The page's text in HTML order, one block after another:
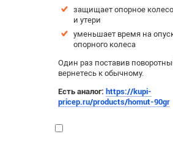
защищает опорное
и утери
уменьшает время на
опорного колеса
Один раз поставив
вернетесь к обычному.
Есть аналог: https://kupi-
pricep.ru/products/homut-90gr